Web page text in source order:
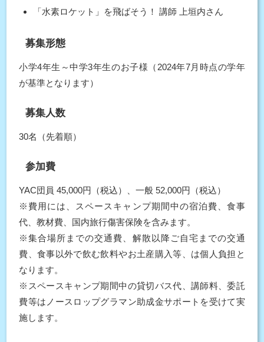
「水素ロケット」を飛ばそう！ 講師 上垣内さん
募集形態
小学4年生～中学3年生のお子様（2024年7月時点の学年
が基準となります）
募集人数
30名（先着順）
参加費
YAC団員 45,000円（税込）、一般 52,000円（税込）
※費用には、スペースキャンプ期間中の宿泊費、食事
代、教材費、国内旅行傷害保険を含みます。
※集合場所までの交通費、解散以降ご自宅までの交通
費、食事以外で飲む飲料やお土産購入等、は個人負担と
なります。
※スペースキャンプ期間中の貸切バス代、講師料、委託
費等はノースロップグラマン助成金サポートを受けて実
施します。